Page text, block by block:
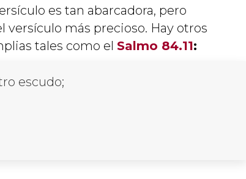
es tan abarcadora, pero
más precioso. Hay otros
tales como el Salmo 84.11:
escudo;